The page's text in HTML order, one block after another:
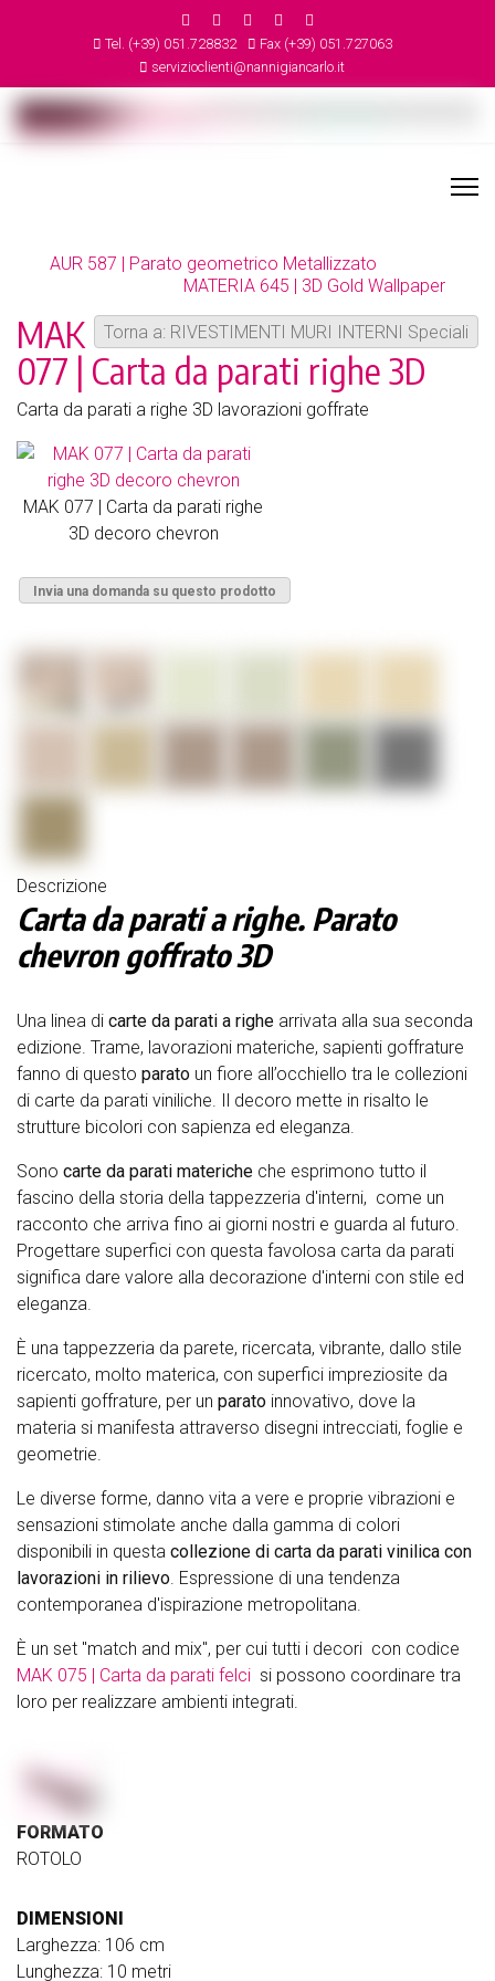
Tel. (+39) 051.728832
Fax (+39) 051.727063
servizioclienti@nannigiancarlo.it
AUR 587 | Parato geometrico Metallizzato
MATERIA 645 | 3D Gold Wallpaper
Torna a: RIVESTIMENTI MURI INTERNI Speciali
MAK
077 | Carta da parati righe 3D
Carta da parati a righe 3D lavorazioni goffrate
MAK 077 | Carta da parati righe
3D decoro chevron
Invia una domanda su questo prodotto
Descrizione
Carta da parati a righe. Parato
chevron goffrato 3D
Una linea di carte da parati a righe arrivata alla sua seconda
edizione. Trame, lavorazioni materiche, sapienti goffrature
fanno di questo parato un fiore all’occhiello tra le collezioni
di carte da parati viniliche. Il decoro mette in risalto le
strutture bicolori con sapienza ed eleganza.
Sono carte da parati materiche che esprimono tutto il
fascino della storia della tappezzeria d'interni, come un
racconto che arriva fino ai giorni nostri e guarda al futuro.
Progettare superfici con questa favolosa carta da parati
significa dare valore alla decorazione d'interni con stile ed
eleganza.
È una tappezzeria da parete, ricercata, vibrante, dallo stile
ricercato, molto materica, con superfici impreziosite da
sapienti goffrature, per un parato innovativo, dove la
materia si manifesta attraverso disegni intrecciati, foglie e
geometrie.
Le diverse forme, danno vita a vere e proprie vibrazioni e
sensazioni stimolate anche dalla gamma di colori
disponibili in questa collezione di carta da parati vinilica con
lavorazioni in rilievo. Espressione di una tendenza
contemporanea d'ispirazione metropolitana.
È un set "match and mix", per cui tutti i decori con codice
MAK 075 | Carta da parati felci si possono coordinare tra
loro per realizzare ambienti integrati.
FORMATO
ROTOLO
DIMENSIONI
Larghezza: 106 cm
Lunghezza: 10 metri